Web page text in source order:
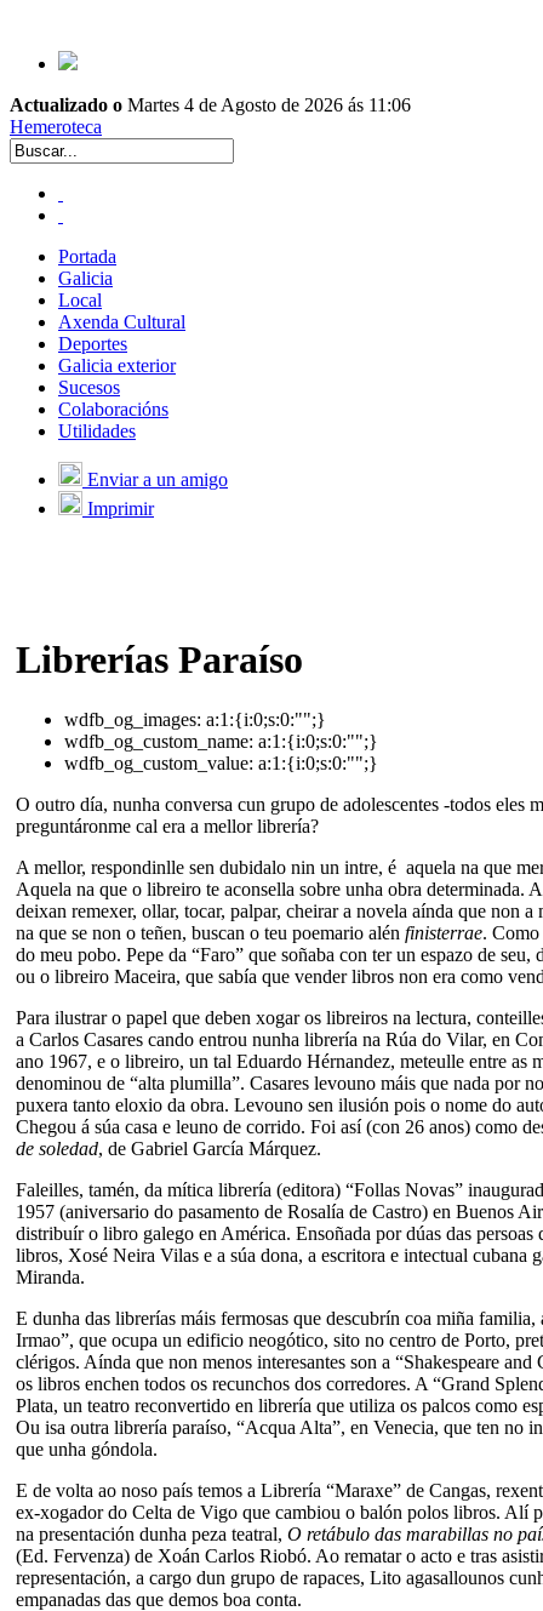
Actualizado o Martes 4 de Agosto de 2026 ás 11:06
Hemeroteca
Portada
Galicia
Local
Axenda Cultural
Deportes
Galicia exterior
Sucesos
Colaboracións
Utilidades
Enviar a un amigo
Imprimir
Librerías Paraíso
wdfb_og_images: a:1:{i:0;s:0:"";}
wdfb_og_custom_name: a:1:{i:0;s:0:"";}
wdfb_og_custom_value: a:1:{i:0;s:0:"";}
O outro día, nunha conversa cun grupo de adolescentes -todos eles
preguntáronme cal era a mellor librería?
A mellor, respondinlle sen dubidalo nin un intre, é aquela na que
Aquela na que o libreiro te aconsella sobre unha obra determinada.
deixan remexer, ollar, tocar, palpar, cheirar a novela aínda que non a
na que se non o teñen, buscan o teu poemario alén finisterrae.
do meu pobo. Pepe da “Faro” que soñaba con ter un espazo de seu,
ou o libreiro Maceira, que sabía que vender libros non era como
Para ilustrar o papel que deben xogar os libreiros na lectura,
a Carlos Casares cando entrou nunha librería na Rúa do Vilar, en
ano 1967, e o libreiro, un tal Eduardo Hérnandez, meteulle entre as
denominou de “alta plumilla”. Casares levouno máis que nada por
puxera tanto eloxio da obra. Levouno sen ilusión pois o nome do
Chegou á súa casa e leuno de corrido. Foi así (con 26 anos) como
de soledad, de Gabriel García Márquez.
Faleilles, tamén, da mítica librería (editora) “Follas Novas”
1957 (aniversario do pasamento de Rosalía de Castro) en Buenos
distribuír o libro galego en América. Ensoñada por dúas das persoas
libros, Xosé Neira Vilas e a súa dona, a escritora e intectual cubana
Miranda.
E dunha das librerías máis fermosas que descubrín coa miña
Irmao”, que ocupa un edificio neogótico, sito no centro de Porto,
clérigos. Aínda que non menos interesantes son a “Shakespeare and
os libros enchen todos os recunchos dos corredores. A “Grand
Plata, un teatro reconvertido en librería que utiliza os palcos como
Ou isa outra librería paraíso, “Acqua Alta”, en Venecia, que ten no
que unha góndola.
E de volta ao noso país temos a Librería “Maraxe” de Cangas,
ex-xogador do Celta de Vigo que cambiou o balón polos libros. Alí
na presentación dunha peza teatral, O retábulo das marabillas no
(Ed. Fervenza) de Xoán Carlos Riobó. Ao rematar o acto e tras
representación, a cargo dun grupo de rapaces, Lito agasallounos
empanadas das que demos boa conta.